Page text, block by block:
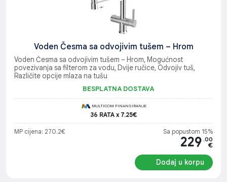
Voden Česma sa odvojivim tušem – Hrom
Voden Česma sa odvojivim tušem – Hrom, Mogućnost
povezivanja sa filterom za vodu, Dvije ručice, Odvojiv tuš,
Različite opcije mlaza na tušu
BESPLATNA DOSTAVA
MULTICOM FINANSIRANJE
36 RATA x 7.25€
MP cijena: 270.2€ Sa popustom 15%
229 .00
€
Dodaj u korpu